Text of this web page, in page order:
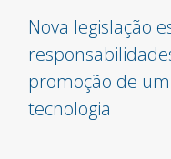
Nova legislação
promoção de
tecnologia